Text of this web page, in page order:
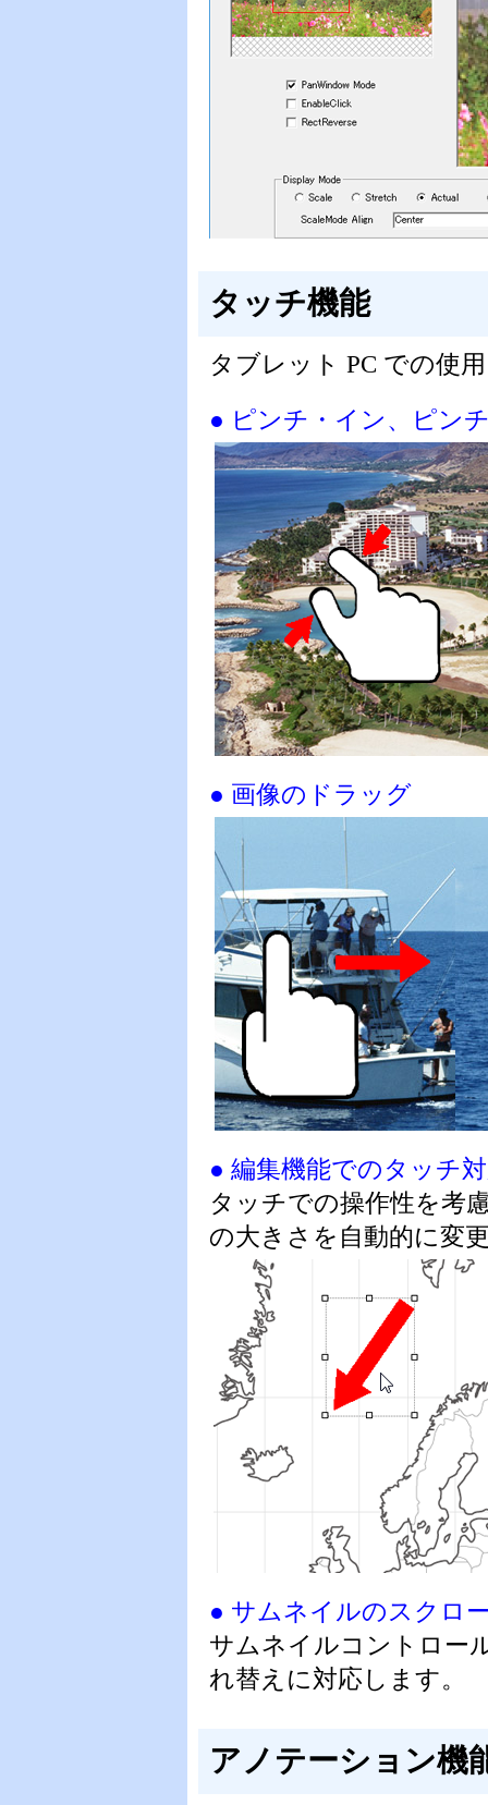
タッチ機能
タブレット PC での使
● ピンチ・イン、ピン
● 画像のドラッグ
● 編集機能でのタッチ
タッチでの操作性を考
の大きさを自動的に変
● サムネイルのスクロ
サムネイルコントロー
れ替えに対応します。
アノテーション機